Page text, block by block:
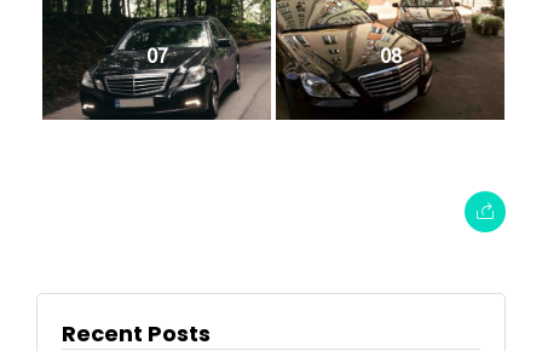
07 08
Recent Posts